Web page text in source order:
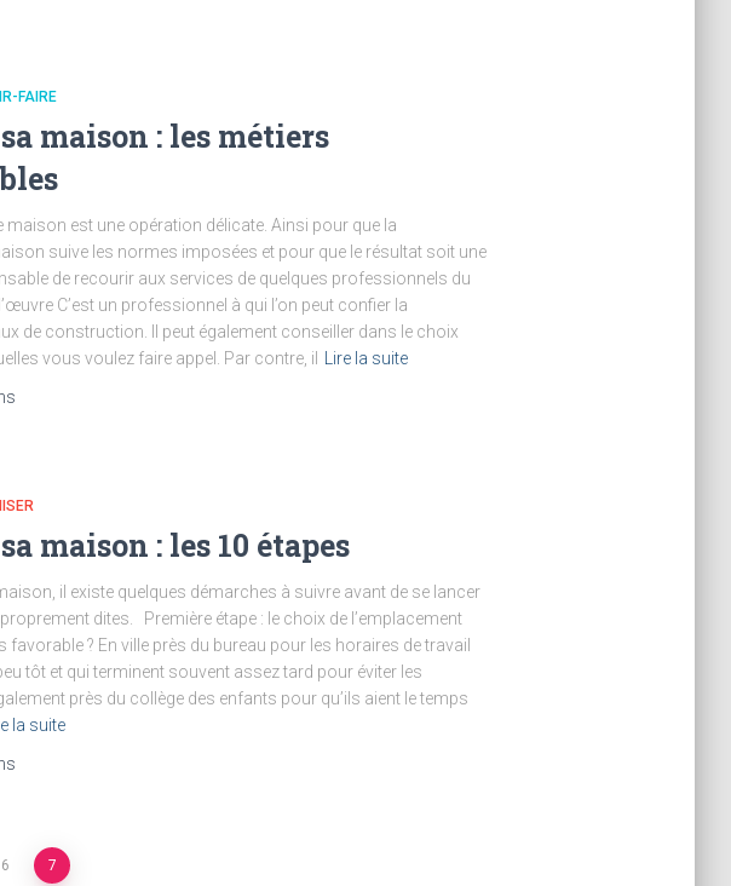
FAIRE
maison : les métiers
maison est une opération délicate. Ainsi pour que la
suive les normes imposées et pour que le résultat soit une
de recourir aux services de quelques professionnels du
C’est un professionnel à qui l’on peut confier la
de construction. Il peut également conseiller dans le choix
vous voulez faire appel. Par contre, il
Lire la suite
maison : les 10 étapes
il existe quelques démarches à suivre avant de se lancer
dites. Première étape : le choix de l’emplacement
favorable ? En ville près du bureau pour les horaires de travail
tôt et qui terminent souvent assez tard pour éviter les
près du collège des enfants pour qu’ils aient le temps
la suite
6 7